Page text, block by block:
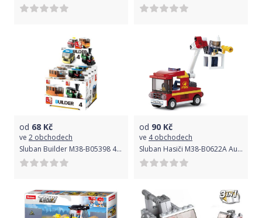
od 68 Kč
ve 2 obchodech
Sluban Builder M38-B05398 4 Veřejná doprava 1 ks
od 90 Kč
ve 4 obchodech
Sluban Hasiči M38-B0622A Auto s malou plošinou